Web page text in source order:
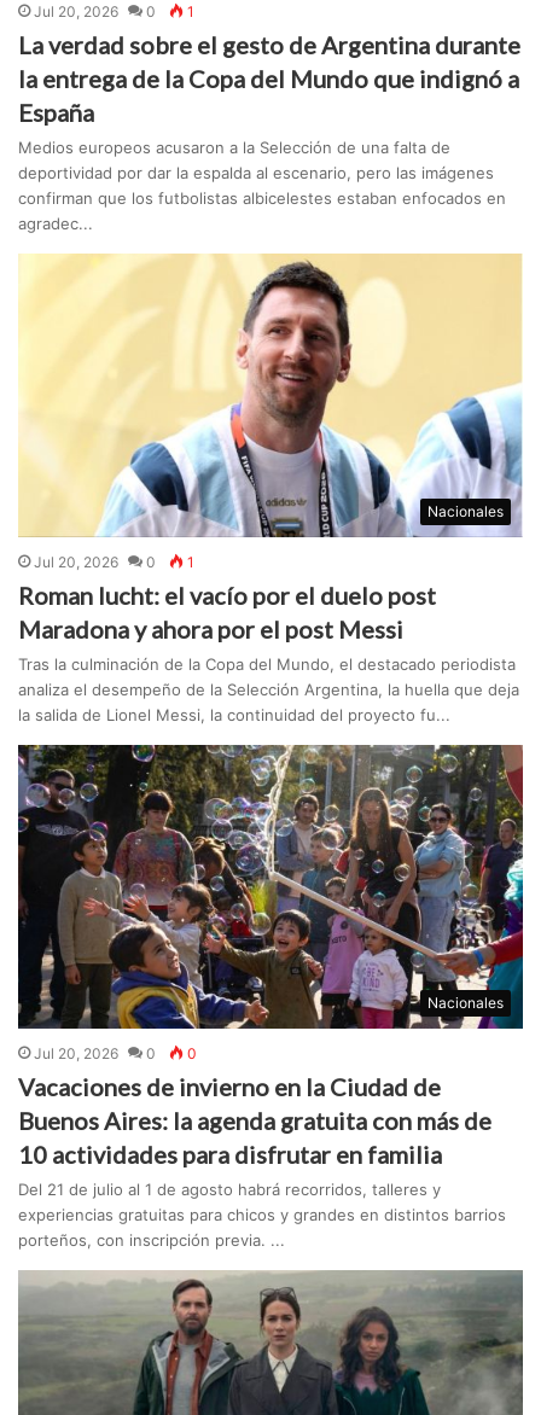
Jul 20, 2026 0 1
La verdad sobre el gesto de Argentina durante
la entrega de la Copa del Mundo que indignó a
España
Medios europeos acusaron a la Selección de una falta de
deportividad por dar la espalda al escenario, pero las imágenes
confirman que los futbolistas albicelestes estaban enfocados en
agradec...
Nacionales
Jul 20, 2026 0 1
Roman Iucht: el vacío por el duelo post
Maradona y ahora por el post Messi
Tras la culminación de la Copa del Mundo, el destacado periodista
analiza el desempeño de la Selección Argentina, la huella que deja
la salida de Lionel Messi, la continuidad del proyecto fu...
Nacionales
Jul 20, 2026 0 0
Vacaciones de invierno en la Ciudad de
Buenos Aires: la agenda gratuita con más de
10 actividades para disfrutar en familia
Del 21 de julio al 1 de agosto habrá recorridos, talleres y
experiencias gratuitas para chicos y grandes en distintos barrios
porteños, con inscripción previa. ...